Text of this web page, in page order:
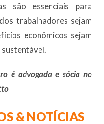
são essenciais para
trabalhadores sejam
econômicos sejam
sustentável.
é advogada e sócia no
& NOTÍCIAS